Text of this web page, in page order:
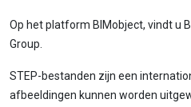
Op het platform BIMobject, vindt u
Group.
STEP-bestanden zijn een
afbeeldingen kunnen worden